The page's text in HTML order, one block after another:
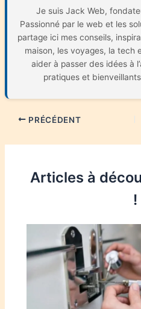
Je suis Jack Web,
Passionné par le web et les
partage ici mes conseils,
maison, les voyages, la tech
aider à passer des idées à
pratiques et
PRÉCÉDENT
Articles à
!